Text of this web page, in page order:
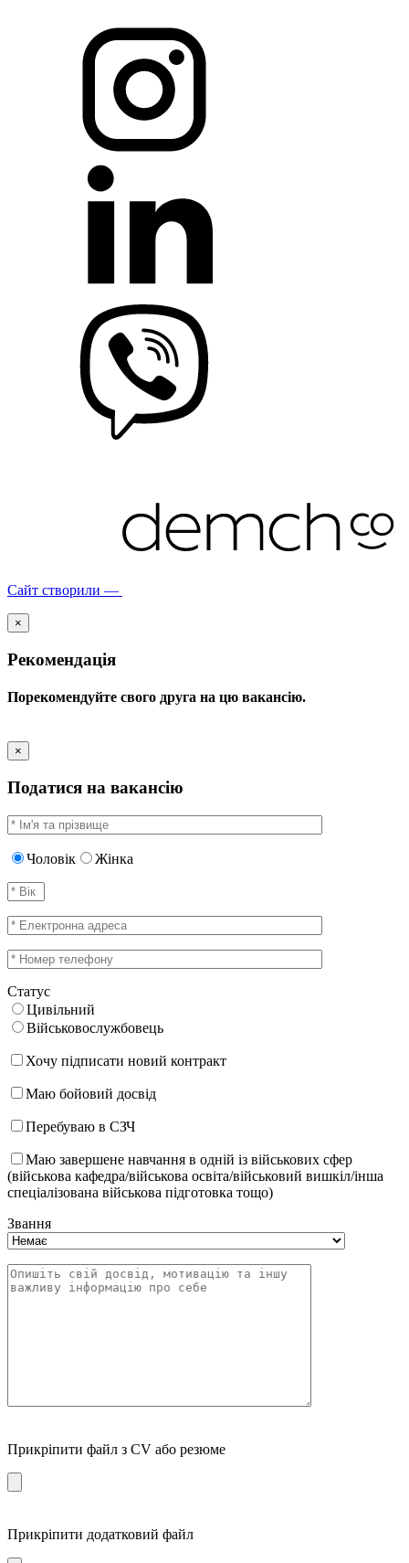
Сайт створили —
×
Рекомендація
Порекомендуйте свого друга на цю вакансію.
×
Податися на вакансію
Чоловік Жінка
Статус
Цивільний
Військовослужбовець
Хочу підписати новий контракт
Маю бойовий досвід
Перебуваю в СЗЧ
Маю завершене навчання в одній із військових сфер
(військова кафедра/військова освіта/військовий вишкіл/інша
спеціалізована військова підготовка тощо)
Звання
Прикріпити файл з CV або резюме
Прикріпити додатковий файл